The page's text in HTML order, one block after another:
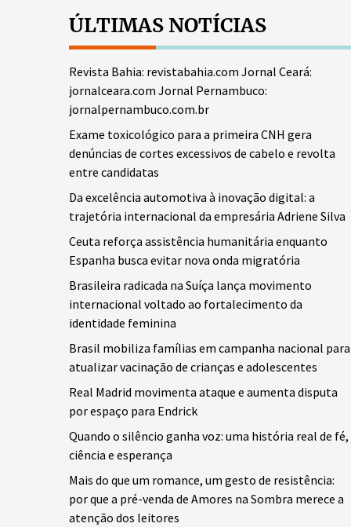
ÚLTIMAS NOTÍCIAS
Revista Bahia: revistabahia.com Jornal Ceará:
jornalceara.com Jornal Pernambuco:
jornalpernambuco.com.br
Exame toxicológico para a primeira CNH gera
denúncias de cortes excessivos de cabelo e revolta
entre candidatas
Da excelência automotiva à inovação digital: a
trajetória internacional da empresária Adriene Silva
Ceuta reforça assistência humanitária enquanto
Espanha busca evitar nova onda migratória
Brasileira radicada na Suíça lança movimento
internacional voltado ao fortalecimento da
identidade feminina
Brasil mobiliza famílias em campanha nacional para
atualizar vacinação de crianças e adolescentes
Real Madrid movimenta ataque e aumenta disputa
por espaço para Endrick
Quando o silêncio ganha voz: uma história real de fé,
ciência e esperança
Mais do que um romance, um gesto de resistência:
por que a pré-venda de Amores na Sombra merece a
atenção dos leitores